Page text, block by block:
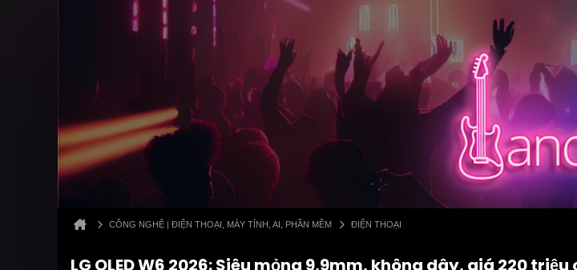
CÔNG NGHỆ | ĐIỆN THOẠI, MÁY TÍNH, AI, PHẦN MỀM ĐIỆN THOẠI
LG OLED W6 2026: Siêu mỏng 9,9mm, không dây, giá 220